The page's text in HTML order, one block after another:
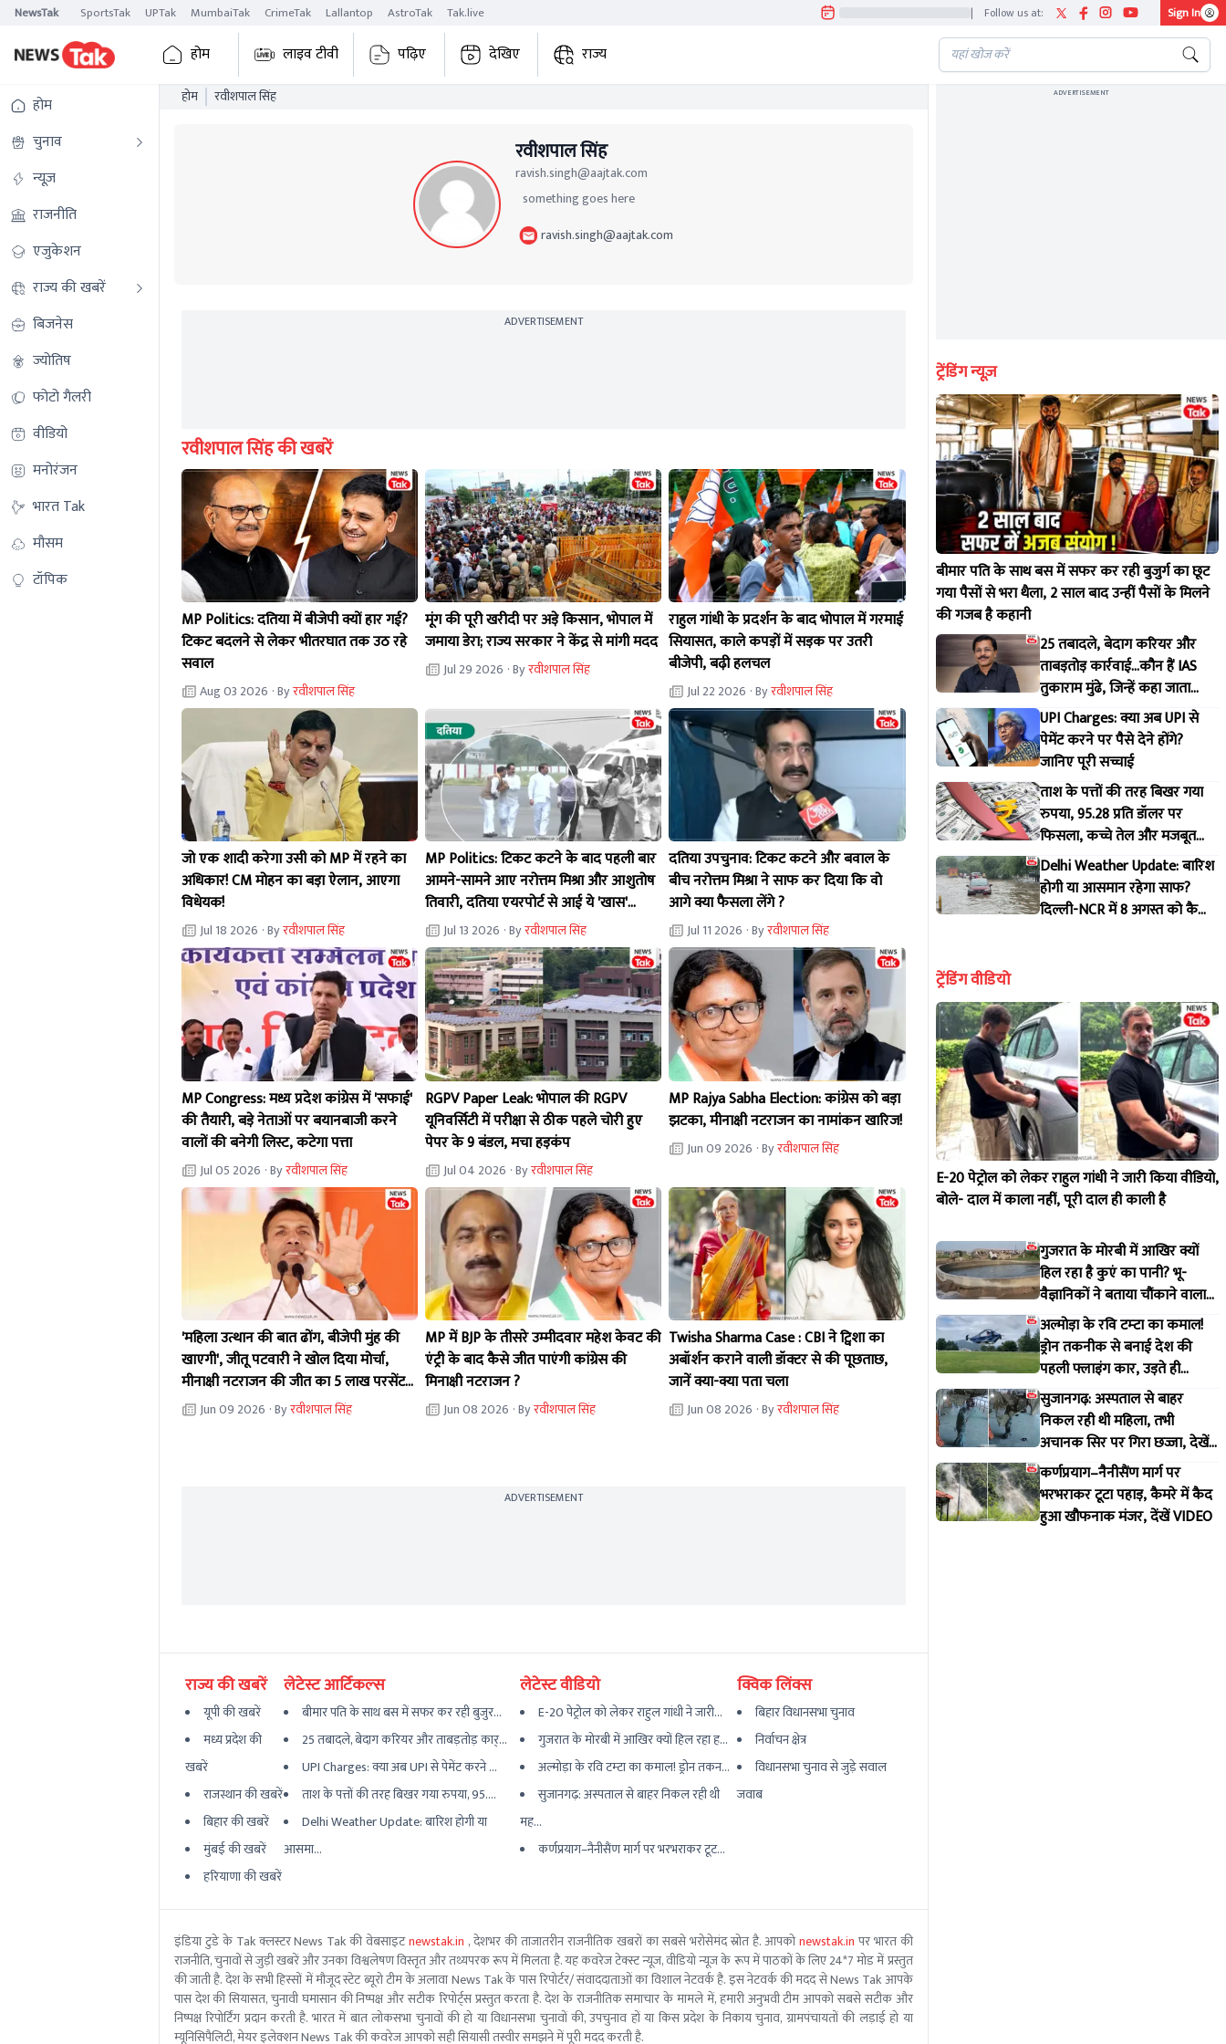
NewsTak SportsTak UPTak MumbaiTak CrimeTak Lallantop AstroTak Tak.live | Follow us at: Sign In
होम लाइव टीवी पढ़िए देखिए राज्य
होम
चुनाव
न्यूज़
राजनीति
एजुकेशन
राज्य की खबरें
बिजनेस
ज्योतिष
फोटो गैलरी
वीडियो
मनोरंजन
भारत Tak
मौसम
टॉपिक
होम रवीशपाल सिंह
रवीशपाल सिंह
ravish.singh@aajtak.com
something goes here
ravish.singh@aajtak.com
ADVERTISEMENT
रवीशपाल सिंह की खबरें
MP Politics: दतिया में बीजेपी क्यों हार गई?
टिकट बदलने से लेकर भीतरघात तक उठ रहे
सवाल
Aug 03 2026 · Byरवीशपाल सिंह
मूंग की पूरी खरीदी पर अड़े किसान, भोपाल में
जमाया डेरा; राज्य सरकार ने केंद्र से मांगी मदद
Jul 29 2026 · Byरवीशपाल सिंह
राहुल गांधी के प्रदर्शन के बाद भोपाल में गरमाई
सियासत, काले कपड़ों में सड़क पर उतरी
बीजेपी, बढ़ी हलचल
Jul 22 2026 · Byरवीशपाल सिंह
जो एक शादी करेगा उसी को MP में रहने का
अधिकार! CM मोहन का बड़ा ऐलान, आएगा
विधेयक!
Jul 18 2026 · Byरवीशपाल सिंह
MP Politics: टिकट कटने के बाद पहली बार
आमने-सामने आए नरोत्तम मिश्रा और आशुतोष
तिवारी, दतिया एयरपोर्ट से आई ये 'खास'
तस्वीर!Jul 13 2026 · Byरवीशपाल सिंह
दतिया उपचुनाव: टिकट कटने और बवाल के
बीच नरोत्तम मिश्रा ने साफ कर दिया कि वो
आगे क्या फैसला लेंगे ?
Jul 11 2026 · Byरवीशपाल सिंह
MP Congress: मध्य प्रदेश कांग्रेस में 'सफाई'
की तैयारी, बड़े नेताओं पर बयानबाजी करने
वालों की बनेगी लिस्ट, कटेगा पत्ता
Jul 05 2026 · Byरवीशपाल सिंह
RGPV Paper Leak: भोपाल की RGPV
यूनिवर्सिटी में परीक्षा से ठीक पहले चोरी हुए
पेपर के 9 बंडल, मचा हड़कंप
Jul 04 2026 · Byरवीशपाल सिंह
MP Rajya Sabha Election: कांग्रेस को बड़ा
झटका, मीनाक्षी नटराजन का नामांकन खारिज!
Jun 09 2026 · Byरवीशपाल सिंह
'महिला उत्थान की बात ढोंग, बीजेपी मुंह की
खाएगी', जीतू पटवारी ने खोल दिया मोर्चा,
मीनाक्षी नटराजन की जीत का 5 लाख परसेंट
दावाJun 09 2026 · Byरवीशपाल सिंह
MP में BJP के तीसरे उम्मीदवार महेश केवट की
एंट्री के बाद कैसे जीत पाएंगी कांग्रेस की
मिनाक्षी नटराजन ?
Jun 08 2026 · Byरवीशपाल सिंह
Twisha Sharma Case : CBI ने ट्विशा का
अबॉर्शन कराने वाली डॉक्टर से की पूछताछ,
जानें क्या-क्या पता चला
Jun 08 2026 · Byरवीशपाल सिंह
ADVERTISEMENT
राज्य की खबरें
यूपी की खबरें
मध्य प्रदेश की
खबरें
राजस्थान की खबरें
बिहार की खबरें
मुंबई की खबरें
हरियाणा की खबरें
लेटेस्ट आर्टिकल्स
बीमार पति के साथ बस में सफर कर रही बुजुर...
25 तबादले, बेदाग करियर और ताबड़तोड़ कार्...
UPI Charges: क्या अब UPI से पेमेंट करने ...
ताश के पत्तों की तरह बिखर गया रुपया, 95....
Delhi Weather Update: बारिश होगी या
आसमा...
लेटेस्ट वीडियो
E-20 पेट्रोल को लेकर राहुल गांधी ने जारी...
गुजरात के मोरबी में आखिर क्यों हिल रहा ह...
अल्मोड़ा के रवि टम्टा का कमाल! ड्रोन तकन...
सुजानगढ़: अस्पताल से बाहर निकल रही थी
मह...
कर्णप्रयाग–नैनीसैंण मार्ग पर भरभराकर टूट...
क्विक लिंक्स
बिहार विधानसभा चुनाव
निर्वाचन क्षेत्र
विधानसभा चुनाव से जुड़े सवाल
जवाब
इंडिया टुडे के Tak क्लस्टर News Tak की वेबसाइटnewstak.in , देशभर की ताजातरीन राजनीतिक खबरों का सबसे भरोसेमंद स्रोत है. आपकोnewstak.in पर भारत की
राजनीति, चुनावों से जुड़ी खबरें और उनका विश्वलेषण विस्तृत और तथ्यपरक रूप में मिलता है. यह कवरेज टेक्स्ट न्यूज, वीडियो न्यूज के रूप में पाठकों के लिए 24*7 मोड में प्रस्तुत
की जाती है. देश के सभी हिस्सों में मौजूद स्टेट ब्यूरो टीम के अलावा News Tak के पास रिपोर्टर/ संवाददाताओं का विशाल नेटवर्क है. इस नेटवर्क की मदद से News Tak आपके
पास देश की सियासत, चुनावी घमासान की निष्पक्ष और सटीक रिपोर्ट्स प्रस्तुत करता है. देश के राजनीतिक समाचार के मामले में, हमारी अनुभवी टीम आपको सबसे सटीक और
निष्पक्ष रिपोर्टिंग प्रदान करती है. भारत में बात लोकसभा चुनावों की हो या विधानसभा चुनावों की, उपचुनाव हों या किस प्रदेश के निकाय चुनाव, ग्रामपंचायतों की लड़ाई हो या
म्यूनिसिपैलिटी, मेयर इलेक्शन News Tak की कवरेज आपको सही सियासी तस्वीर समझने में पूरी मदद करती है.
ADVERTISEMENT
ट्रेंडिंग न्यूज़
बीमार पति के साथ बस में सफर कर रही बुजुर्ग का छूट
गया पैसों से भरा थैला, 2 साल बाद उन्हीं पैसों के मिलने
की गजब है कहानी
25 तबादले, बेदाग करियर और
ताबड़तोड़ कार्रवाई...कौन हैं IAS
तुकाराम मुंढे, जिन्हें कहा जाता
महाराष्ट्र FDA का 'सिंघम'
UPI Charges: क्या अब UPI से
पेमेंट करने पर पैसे देने होंगे?
जानिए पूरी सच्चाई
ताश के पत्तों की तरह बिखर गया
रुपया, 95.28 प्रति डॉलर पर
फिसला, कच्चे तेल और मजबूत
डॉलर से दबाव, पूरी डिटेल
Delhi Weather Update: बारिश
होगी या आसमान रहेगा साफ?
दिल्ली-NCR में 8 अगस्त को कैसा
ट्रेंडिंग वीडियो
E-20 पेट्रोल को लेकर राहुल गांधी ने जारी किया वीडियो,
बोले- दाल में काला नहीं, पूरी दाल ही काली है
गुजरात के मोरबी में आखिर क्यों
हिल रहा है कुएं का पानी? भू-
वैज्ञानिकों ने बताया चौंकाने वाला
सच
अल्मोड़ा के रवि टम्टा का कमाल!
ड्रोन तकनीक से बनाई देश की
पहली फ्लाइंग कार, उड़ते ही
वायरल हुआ वीडियो
सुजानगढ़: अस्पताल से बाहर
निकल रही थी महिला, तभी
अचानक सिर पर गिरा छज्जा, देखें
VIDEO
कर्णप्रयाग–नैनीसैंण मार्ग पर
भरभराकर टूटा पहाड़, कैमरे में कैद
हुआ खौफनाक मंजर, देंखें VIDEO